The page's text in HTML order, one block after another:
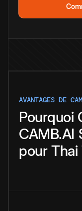
AVANTAGES DE
Pourquoi
CAMB.AI
pour Thai